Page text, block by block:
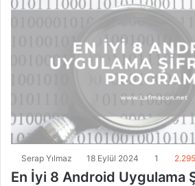
Serap Yılmaz 18 Eylül 2024 1 2.295
En İyi 8 Android Uygulama